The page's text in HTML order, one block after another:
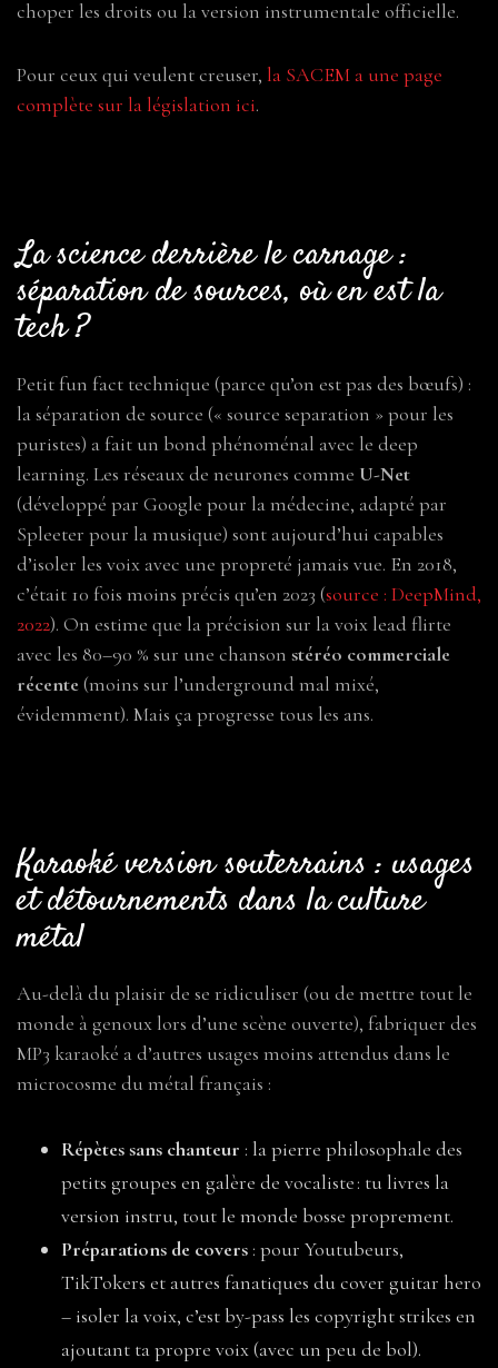
choper les droits ou la version instrumentale officielle.
Pour ceux qui veulent creuser, la SACEM a une page
complète sur la législation ici.
La science derrière le carnage :
séparation de sources, où en est la
tech ?
Petit fun fact technique (parce qu’on est pas des bœufs) :
la séparation de source (« source separation » pour les
puristes) a fait un bond phénoménal avec le deep
learning. Les réseaux de neurones comme U-Net
(développé par Google pour la médecine, adapté par
Spleeter pour la musique) sont aujourd’hui capables
d’isoler les voix avec une propreté jamais vue. En 2018,
c’était 10 fois moins précis qu’en 2023 (source : DeepMind,
2022). On estime que la précision sur la voix lead flirte
avec les 80–90 % sur une chanson stéréo commerciale
récente(moins sur l’underground mal mixé,
évidemment). Mais ça progresse tous les ans.
Karaoké version souterrains : usages
et détournements dans la culture
métal
Au-delà du plaisir de se ridiculiser (ou de mettre tout le
monde à genoux lors d’une scène ouverte), fabriquer des
MP3 karaoké a d’autres usages moins attendus dans le
microcosme du métal français :
Répètes sans chanteur : la pierre philosophale des
petits groupes en galère de vocaliste : tu livres la
version instru, tout le monde bosse proprement.
Préparations de covers : pour Youtubeurs,
TikTokers et autres fanatiques du cover guitar hero
– isoler la voix, c’est by-pass les copyright strikes en
ajoutant ta propre voix (avec un peu de bol).